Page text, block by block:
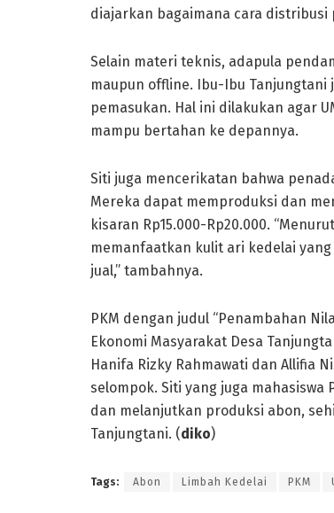
diajarkan bagaimana cara
Selain materi teknis, adapula
maupun offline. Ibu-Ibu
pemasukan. Hal ini dilakukan agar
mampu bertahan ke depannya.
Siti juga mencerikatan bahwa
Mereka dapat memproduksi dan
kisaran Rp15.000-Rp20.000.
memanfaatkan kulit ari kedelai
jual,” tambahnya.
PKM dengan judul “Penambahan
Ekonomi Masyarakat Desa
Hanifa Rizky Rahmawati dan Allifia
selompok. Siti yang juga
dan melanjutkan produksi abon,
Tanjungtani. (diko)
Tags: Abon Limbah Kedelai PKM